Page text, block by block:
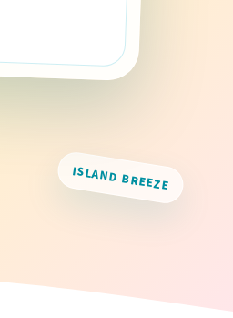
ISLAND BREEZE